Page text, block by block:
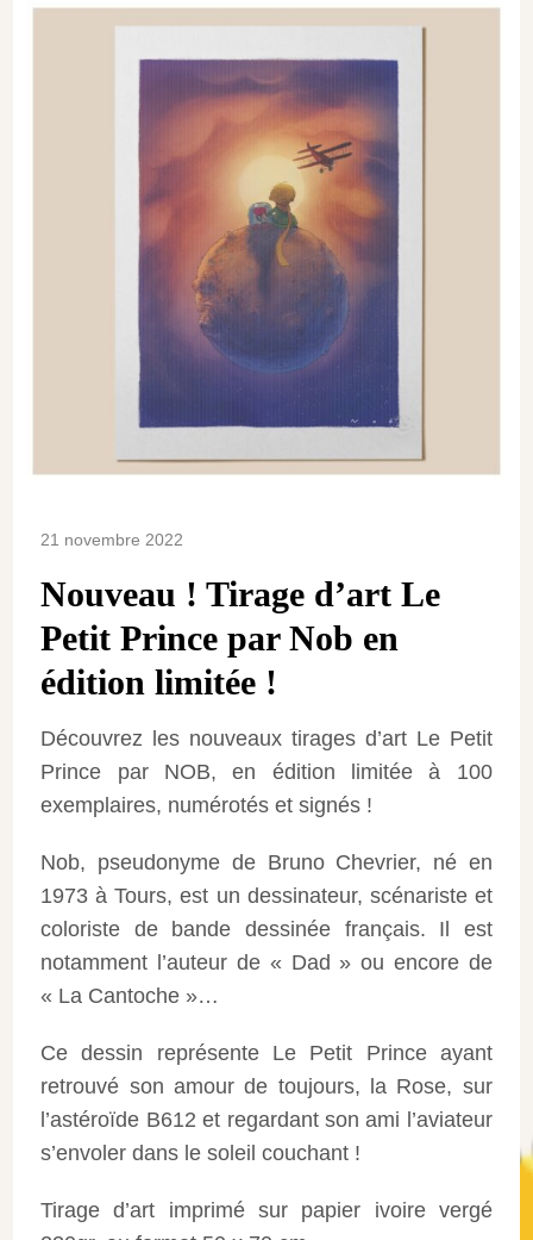
21 novembre 2022
Nouveau ! Tirage d’art Le
Petit Prince par Nob en
édition limitée !
Découvrez les nouveaux tirages d’art Le Petit
Prince par NOB, en édition limitée à 100
exemplaires, numérotés et signés !
Nob, pseudonyme de Bruno Chevrier, né en
1973 à Tours, est un dessinateur, scénariste et
coloriste de bande dessinée français. Il est
notamment l’auteur de « Dad » ou encore de
« La Cantoche »…
Ce dessin représente Le Petit Prince ayant
retrouvé son amour de toujours, la Rose, sur
l’astéroïde B612 et regardant son ami l’aviateur
s’envoler dans le soleil couchant !
Tirage d’art imprimé sur papier ivoire vergé